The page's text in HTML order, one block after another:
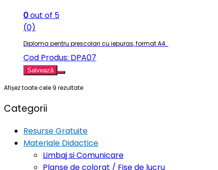
0out of 5
(0)
Diploma pentru prescolari cu iepuras, format A4.
Cod Produs: DPA07
Salvează
Afișez toate cele 9 rezultate
Categorii
Resurse Gratuite
Materiale Didactice
Limbaj si Comunicare
Planse de colorat / Fise de lucru